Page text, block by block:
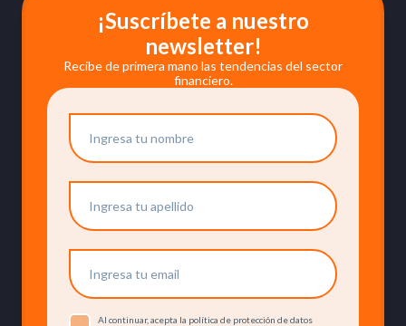
¡Suscríbete a nuestro
newsletter!
Recibe de primera mano las tendencias del sector
financiero.
Al continuar, acepta la política de protección de datos